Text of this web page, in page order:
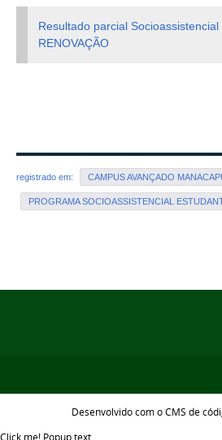
Resultado parcial
RENOVAÇÃO
registrado em: CAMPUS AVANÇADO
PROGRAMA SOCIOASSISTENCIAL
Desenvolvido com o CMS de
Click me! Popup text...